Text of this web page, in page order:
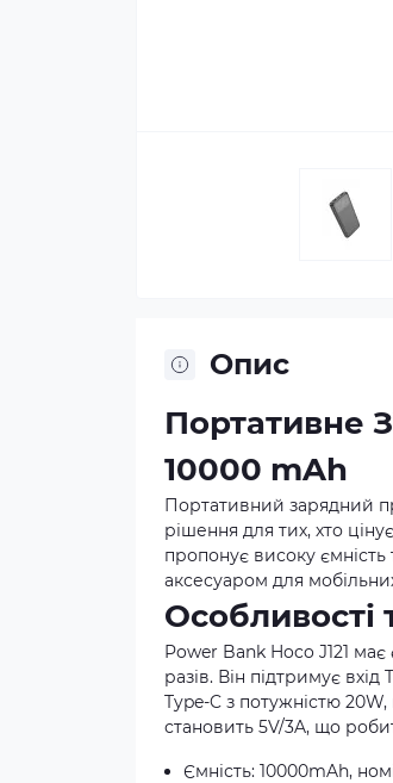
Опис
Портативне
10000 mAh
Портативний зарядний
рішення для тих, хто
пропонує високу
аксесуаром для
Особливості
Power Bank Hoco J121
разів. Він підтримує
Type-C з потужністю
становить 5V/3A, що
Ємність: 10000mAh,